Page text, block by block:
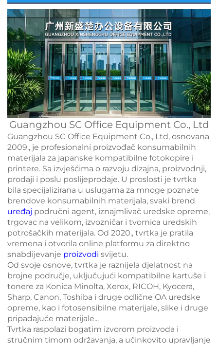
Guangzhou SC Office Equipment Co., Ltd
Guangzhou SC Office Equipment Co., Ltd, osnovana
2009., je profesionalni proizvođač konsumabilnih
materijala za japanske kompatibilne fotokopire i
printere. Sa izvješćima o razvoju dizajna, proizvodnji,
prodaji i poslu poslijeprodaje. U proslosti je tvrtka
bila specijalizirana u uslugama za mnoge poznate
brendove konsumabilnih materijala, svaki brend
uređaj područni agent, iznajmlivač uredske opreme,
trgovac na velikom, izvozničar i tvornica uredskih
potrošačkih materijala. Od 2020., tvrtka je pratila
vremena i otvorila online platformu za direktno
snabdijevanje proizvodi svijetu.
Od svoje osnove, tvrtka je raznijela djelatnost na
brojne područje, uključujući kompatibilne kartuše i
tonere za Konica Minolta, Xerox, RICOH, Kyocera,
Sharp, Canon, Toshiba i druge odlične OA uredske
opreme, kao i fotosensibilne materijale, slike i druge
pripadajuće materijale...
Tvrtka raspolazi bogatim izvorom proizvoda i
stručnim timom održavanja, a učinkovito upravljanje